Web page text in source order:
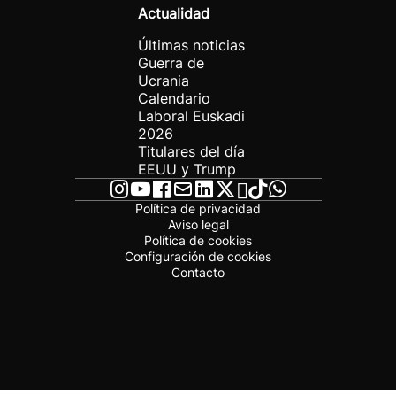
Actualidad
Últimas noticias
Guerra de
Ucrania
Calendario
Laboral Euskadi
2026
Titulares del día
EEUU y Trump
Política de privacidad
Aviso legal
Política de cookies
Configuración de cookies
Contacto